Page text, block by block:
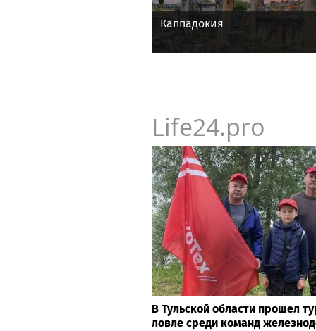
Каппадокия
Life24.pro
В Тульской области прошел
ловле среди команд